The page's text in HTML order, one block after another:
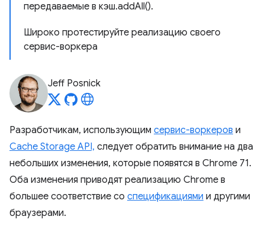
передаваемые в кэш.addAll().
Широко протестируйте реализацию своего
сервис-воркера
Jeff Posnick
Разработчикам, использующим сервис-воркеров и
Cache Storage API, следует обратить внимание на два
небольших изменения, которые появятся в Chrome 71.
Оба изменения приводят реализацию Chrome в
большее соответствие со спецификациями и другими
браузерами.